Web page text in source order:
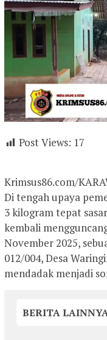
Post Views: 17
Krimsus86.com/
Di tengah upaya
3 kilogram tepat
kembali
November 2025,
012/004, Desa
mendadak menjadi
BERITA